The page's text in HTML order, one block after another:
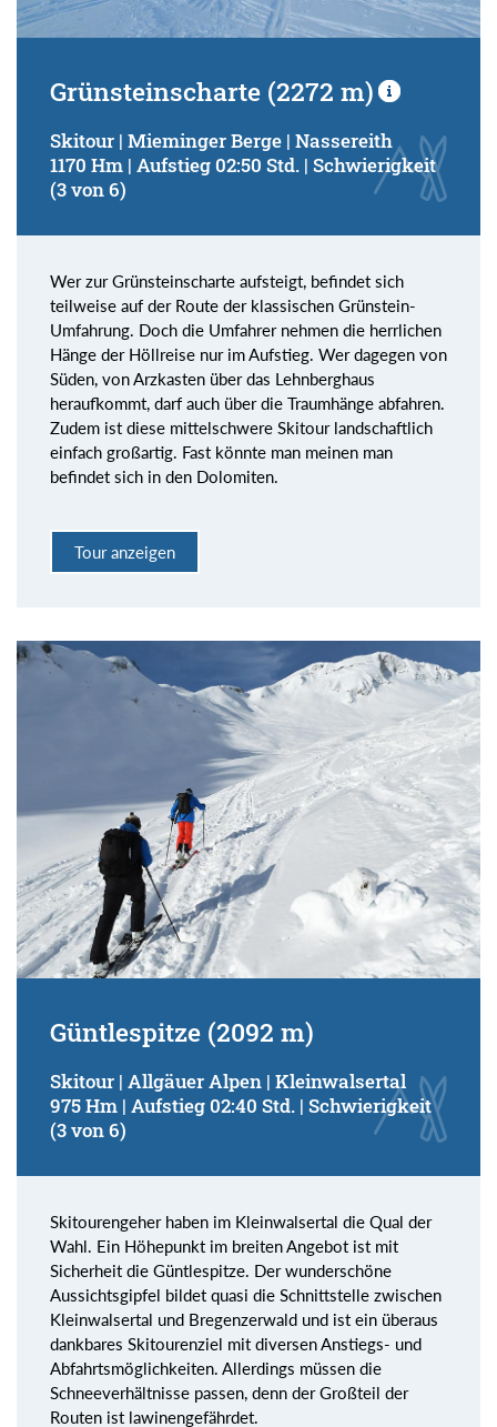
Grünsteinscharte (2272 m)
Skitour | Mieminger Berge | Nassereith
1170 Hm | Aufstieg 02:50 Std. | Schwierigkeit
(3 von 6)
Wer zur Grünsteinscharte aufsteigt, befindet sich
teilweise auf der Route der klassischen Grünstein-
Umfahrung. Doch die Umfahrer nehmen die herrlichen
Hänge der Höllreise nur im Aufstieg. Wer dagegen von
Süden, von Arzkasten über das Lehnberghaus
heraufkommt, darf auch über die Traumhänge abfahren.
Zudem ist diese mittelschwere Skitour landschaftlich
einfach großartig. Fast könnte man meinen man
befindet sich in den Dolomiten.
Tour anzeigen
Güntlespitze (2092 m)
Skitour | Allgäuer Alpen | Kleinwalsertal
975 Hm | Aufstieg 02:40 Std. | Schwierigkeit
(3 von 6)
Skitourengeher haben im Kleinwalsertal die Qual der
Wahl. Ein Höhepunkt im breiten Angebot ist mit
Sicherheit die Güntlespitze. Der wunderschöne
Aussichtsgipfel bildet quasi die Schnittstelle zwischen
Kleinwalsertal und Bregenzerwald und ist ein überaus
dankbares Skitourenziel mit diversen Anstiegs- und
Abfahrtsmöglichkeiten. Allerdings müssen die
Schneeverhältnisse passen, denn der Großteil der
Routen ist lawinengefährdet.